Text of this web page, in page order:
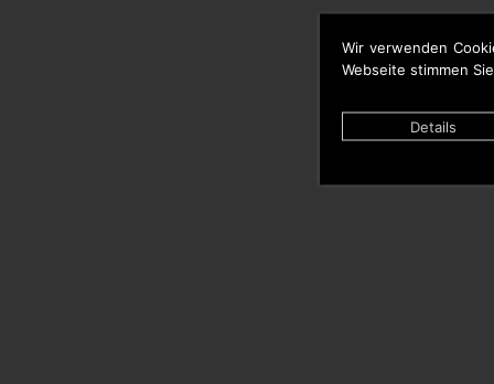
Wir verwenden
Webseite stimmen
Details